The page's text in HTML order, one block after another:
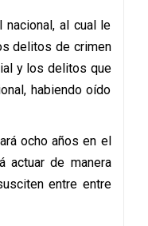
nacional, al cual le
delitos de crimen
y los delitos que
habiendo oído
ocho años en el
actuar de manera
entre entre